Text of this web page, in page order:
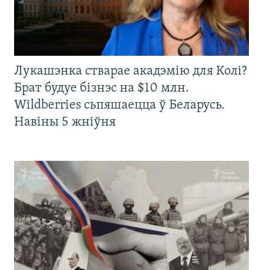
Лукашэнка стварае акадэмію для Колі?
Брат будуе бізнэс на $10 млн.
Wildberries сьпяшаецца ў Беларусь.
Навіны 5 жніўня